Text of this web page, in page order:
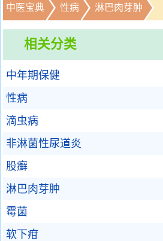
中医宝典 性病 淋巴肉芽肿
相关分类
中年期保健
性病
滴虫病
非淋菌性尿道炎
股癣
淋巴肉芽肿
霉菌
软下疳